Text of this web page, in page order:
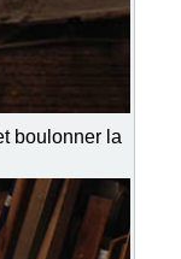
boulonner la